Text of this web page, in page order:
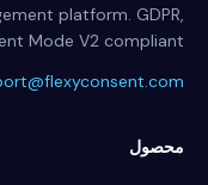
platform. GDPR,
Mode V2 compliant.
محصول